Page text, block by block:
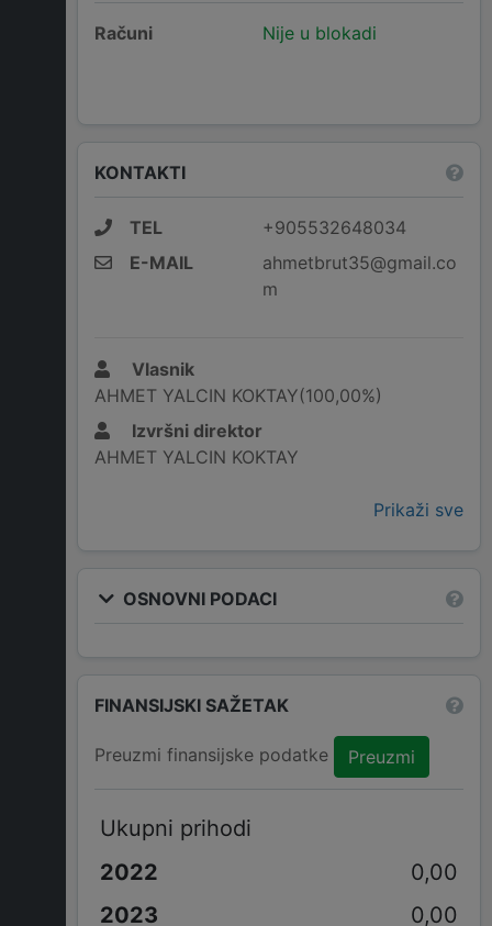
Računi Nije u blokadi
KONTAKTI
TEL
+905532648034
E-MAIL
ahmetbrut35@gmail.co
m
Vlasnik
AHMET YALCIN KOKTAY(100,00%)
Izvršni direktor
AHMET YALCIN KOKTAY
Prikaži sve
OSNOVNI PODACI
FINANSIJSKI SAŽETAK
Preuzmi finansijske podatke Preuzmi
Ukupni prihodi
0,00
0,00